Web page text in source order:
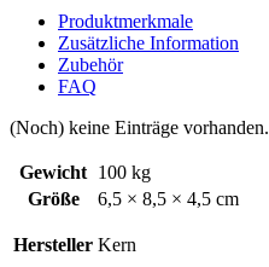
Produktmerkmale
Zusätzliche Information
Zubehör
FAQ
(Noch) keine Einträge vorhanden.
Gewicht 100 kg
Größe
6,5 × 8,5 × 4,5 cm
Hersteller Kern